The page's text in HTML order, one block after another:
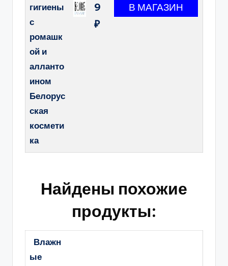
гигиены
с
ромашк
ой и
алланто
ином
Белорус
ская
космети
ка
9
₽
Найдены похожие
продукты:
Влажн
ые